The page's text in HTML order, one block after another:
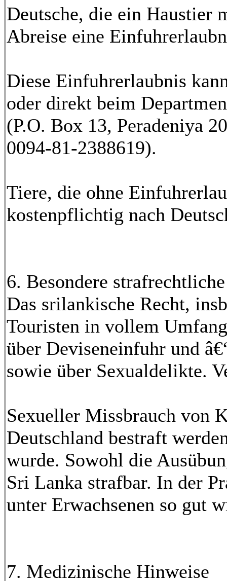
Deutsche, die ein Haustier
Abreise eine
Diese Einfuhrerlaubnis
oder direkt beim
(P.O. Box 13, Peradeniya
0094-81-2388619).
Tiere, die ohne
kostenpflichtig nach
6. Besondere
Das srilankische Recht,
Touristen in vollem
über Deviseneinfuhr und
sowie über Sexualdelikte.
Sexueller Missbrauch von
Deutschland bestraft
wurde. Sowohl die
Sri Lanka strafbar. In der
unter Erwachsenen so gut
7. Medizinische Hinweise